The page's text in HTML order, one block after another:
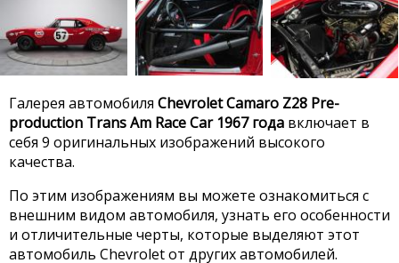
Галерея автомобиля Chevrolet Camaro Z28 Pre-
production Trans Am Race Car 1967 года включает в
себя 9 оригинальных изображений высокого
качества.
По этим изображениям вы можете ознакомиться с
внешним видом автомобиля, узнать его особенности
и отличительные черты, которые выделяют этот
автомобиль Chevrolet от других автомобилей.